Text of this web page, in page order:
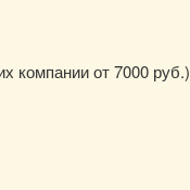
компании от 7000 руб.)